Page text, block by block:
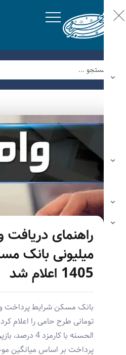
میلیونی بانک
1405 اعلام شد
تومانی طرح حامی را اعلام کرد.
پرداخت بر اساس میانگین